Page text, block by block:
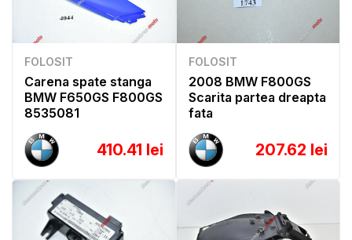
FOLOSIT
Carena spate stanga
BMW F650GS F800GS
8535081
410.41 lei
FOLOSIT
2008 BMW F800GS
Scarita partea dreapta
fata
207.62 lei